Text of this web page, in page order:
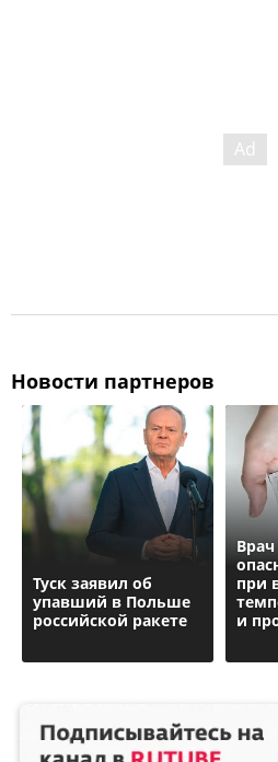
Новости партнеров
Туск заявил об
упавший в Польше
российской ракете
Врач
при
и